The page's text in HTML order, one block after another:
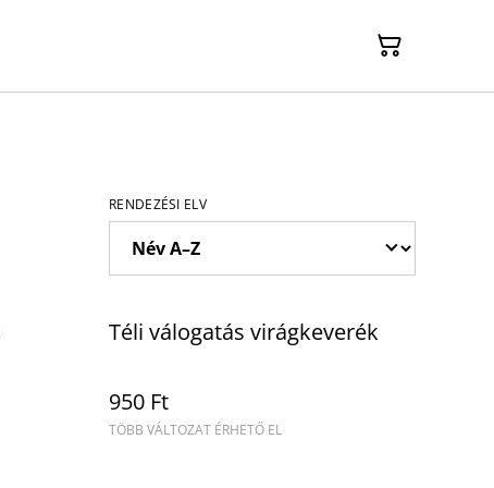
RENDEZÉSI ELV
Téli válogatás virágkeverék
950 Ft
TÖBB VÁLTOZAT ÉRHETŐ EL